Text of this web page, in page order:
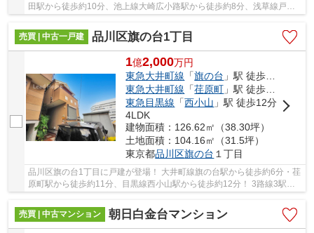
田駅から徒歩約10分、池上線大崎広小路駅から徒歩約8分、浅草線戸越
駅から徒歩約9分。 7路線3駅利用可能な大変便利...
売買 | 中古一戸建
品川区旗の台1丁目
1億2,000万円
東急大井町線 「旗の台 」駅 徒歩6分
東急大井町線 「荏原町 」駅 徒歩11分
東急目黒線 「西小山 」駅 徒歩12分
4LDK
建物面積：126.62㎡（38.30坪）
土地面積：104.16㎡（31.5坪）
東京都品川区旗の台 １丁目
品川区旗の台1丁目に戸建が登場！ 大井町線旗の台駅から徒歩約6分・荏
原町駅から徒歩約11分、目黒線西小山駅から徒歩約12分！ 3路線3駅利
用可能な大変便利な立地に位置した物件です。 ...
売買 | 中古マンション
朝日白金台マンション